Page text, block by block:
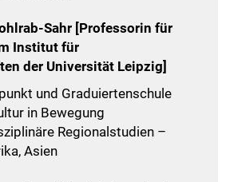
Sahr [Professorin für
Institut für
der Universität Leipzig]
und Graduiertenschule
in Bewegung
Regionalstudien –
Asien